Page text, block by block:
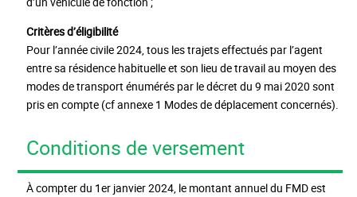
Critères d’éligibilité
Pour l’année civile 2024, tous les trajets effectués par l’agent
entre sa résidence habituelle et son lieu de travail au moyen des
modes de transport énumérés par le décret du 9 mai 2020 sont
pris en compte (cf annexe 1 Modes de déplacement concernés).
Conditions de versement
À compter du 1er janvier 2024, le montant annuel du FMD est